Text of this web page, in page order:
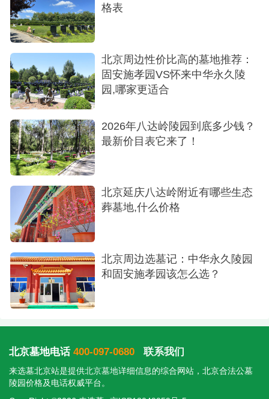
册与云端追思服务，让影像与文字在数字空间永续
流传。专业团队全年维护环境，春扫落英，秋拾红
叶，让每一份思念都能被自然温柔以待。
格表
北京周边性价比高的墓地推荐：
固安施孝园VS怀来中华永久陵
园,哪家更适合
2026年八达岭陵园到底多少钱？
最新价目表它来了！
北京延庆八达岭附近有哪些生态
葬墓地,什么价格
北京周边选墓记：中华永久陵园
和固安施孝园该怎么选？
北京墓地电话 400-097-0680 联系我们
来选墓北京站是提供北京墓地详细信息的综合网站，北京合法公墓
陵园价格及电话权威平台。